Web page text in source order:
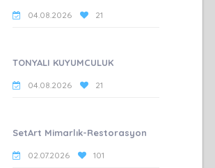
04.08.2026 21
TONYALI KUYUMCULUK
04.08.2026 21
SetArt Mimarlık-Restorasyon
02.07.2026 101